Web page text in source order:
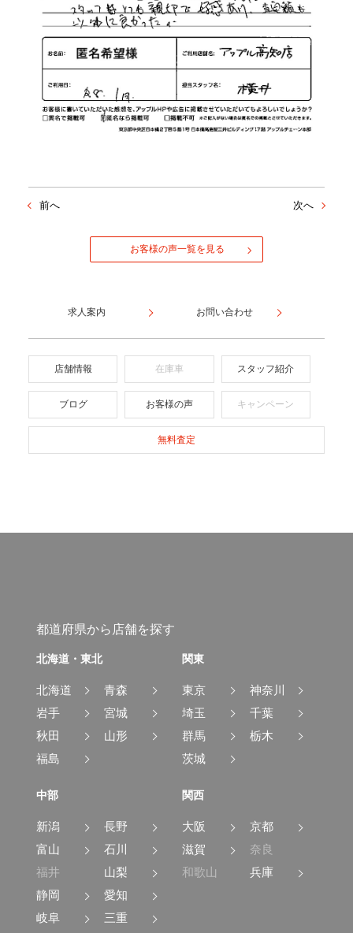
前へ 次へ
お客様の声一覧を見る
求人案内 お問い合わせ
店舗情報 在庫車 スタッフ紹介
ブログ お客様の声 キャンペーン
無料査定
都道府県から店舗を探す
北海道・東北
北海道
青森
岩手
宮城
秋田
山形
福島
関東
東京
神奈川
埼玉
千葉
群馬
栃木
茨城
中部
新潟
長野
富山
石川
福井
山梨
静岡
愛知
岐阜
三重
関西
大阪
京都
滋賀
奈良
和歌山
兵庫